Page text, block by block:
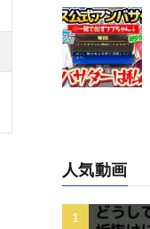
人気動画